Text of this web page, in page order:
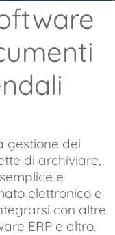
gestione dei
di archiviare,
e
elettronico e
con altre
ERP e altro.